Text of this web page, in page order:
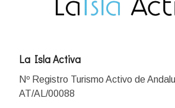
La Isla Activa
Nº Registro Turismo Activo de
AT/AL/00088